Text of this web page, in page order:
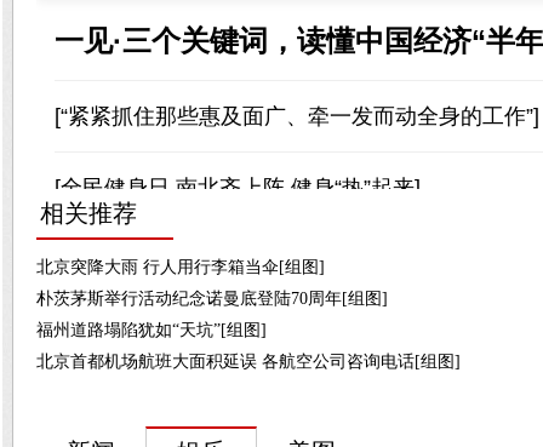
相关推荐
北京突降大雨 行人用行李箱当伞[组图]
朴茨茅斯举行活动纪念诺曼底登陆70周年[组图]
福州道路塌陷犹如“天坑”[组图]
北京首都机场航班大面积延误 各航空公司咨询电话[组图]